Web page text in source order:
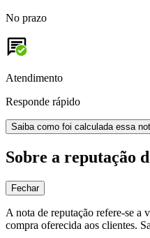
No prazo
Atendimento
Responde rápido
Saiba como foi calculada essa
Sobre a reputação
Fechar
A nota de reputação refere-se a
compra oferecida aos clientes.